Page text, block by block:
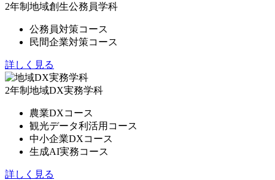
2年制 地域創生公務員学科
公務員対策コース
民間企業対策コース
詳しく見る
2年制 地域DX実務学科
農業DXコース
観光データ利活用コース
中小企業DXコース
生成AI実務コース
詳しく見る